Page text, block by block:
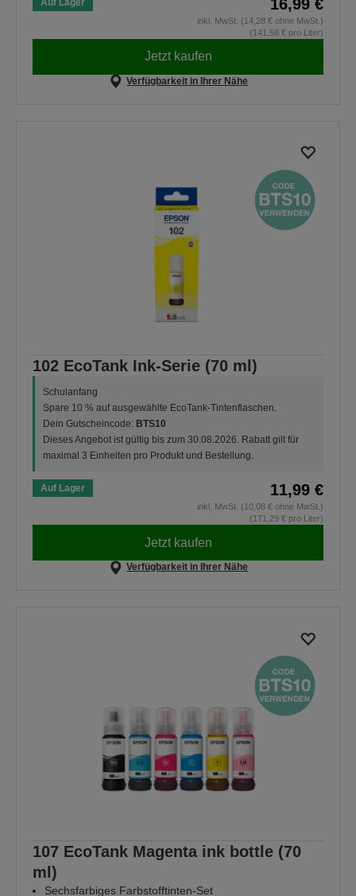
Auf Lager 16,99 €
inkl. MwSt. (14,28 € ohne MwSt.)
(141,58 € pro Liter)
Jetzt kaufen
Verfügbarkeit in Ihrer Nähe
102 EcoTank Ink-Serie (70 ml)
Schulanfang
Spare 10 % auf ausgewählte EcoTank-Tintenflaschen.
Dein Gutscheincode: BTS10
Dieses Angebot ist gültig bis zum 30.08.2026. Rabatt gilt für
maximal 3 Einheiten pro Produkt und Bestellung.
Auf Lager 11,99 €
inkl. MwSt. (10,08 € ohne MwSt.)
(171,29 € pro Liter)
Jetzt kaufen
Verfügbarkeit in Ihrer Nähe
107 EcoTank Magenta ink bottle (70
ml)
Sechsfarbiges Farbstofftinten-Set